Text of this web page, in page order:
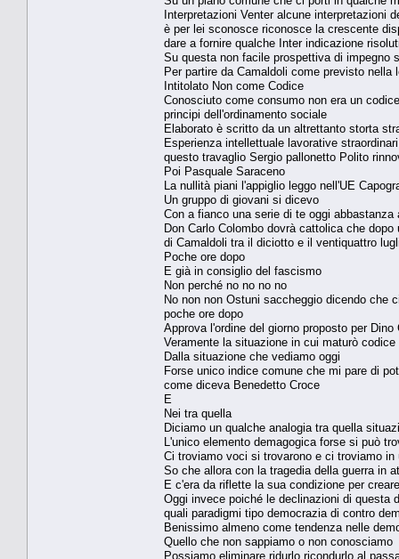
Interpretazioni Venter alcune interpretazioni
è per lei sconosce riconosce la crescente
dare a fornire qualche Inter indicazione
Su questa non facile prospettiva di impegno
Per partire da Camaldoli come previsto
Intitolato Non come Codice
Conosciuto come consumo non era un
principi dell'ordinamento sociale
Elaborato è scritto da un altrettanto storta
Esperienza intellettuale lavorative
questo travaglio Sergio pallonetto Polito
Poi Pasquale Saraceno
La nullità piani l'appiglio leggo nell'UE
Un gruppo di giovani si dicevo
Con a fianco una serie di te oggi
Don Carlo Colombo dovrà cattolica che
di Camaldoli tra il diciotto e il ventiquattro
Poche ore dopo
E già in consiglio del fascismo
Non perché no no no no
No non non Ostuni saccheggio dicendo che
poche ore dopo
Approva l'ordine del giorno proposto per
Veramente la situazione in cui maturò
Dalla situazione che vediamo oggi
Forse unico indice comune che mi pare di
come diceva Benedetto Croce
E
Nei tra quella
Diciamo un qualche analogia tra quella
L'unico elemento demagogica forse si può
Ci troviamo voci si trovarono e ci troviamo
So che allora con la tragedia della guerra in
E c'era da riflette la sua condizione per
Oggi invece poiché le declinazioni di questa
quali paradigmi tipo democrazia di contro
Benissimo almeno come tendenza nelle
Quello che non sappiamo o non conosciamo
Possiamo eliminare ridurlo ricondurlo al